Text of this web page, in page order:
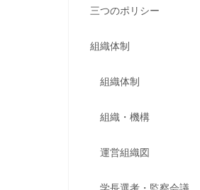
三つのポリシー
組織体制
組織体制
組織・機構
運営組織図